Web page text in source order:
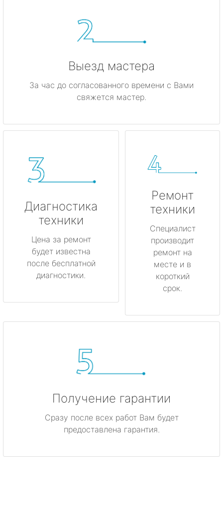
Выезд мастера
За час до согласованного времени с Вами
свяжется мастер.
Диагностика
техники
Цена за ремонт
будет известна
после бесплатной
диагностики.
Ремонт
техники
Специалист
производит
ремонт на
месте и в
короткий
срок.
Получение гарантии
Сразу после всех работ Вам будет
предоставлена гарантия.